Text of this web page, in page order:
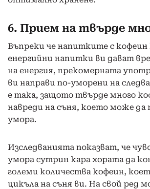
6. Прием на твърде
Въпреки че напитките с
енергийни напитки ви дават
на енергия, прекомерната
ви направи по-уморени на
е така, защото твърде много
навреди на съня, което може да
умора.
Изследванията показват, че
умора сутрин кара хората да
големи количества кофеин,
цикъла на съня ви. На свой ред